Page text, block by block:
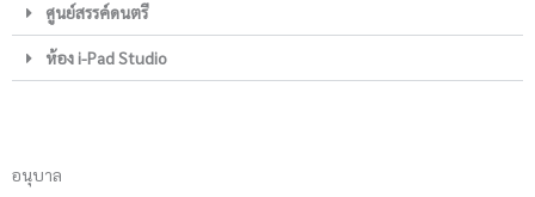
ศูนย์สรรค์ดนตรี
ห้อง i-Pad Studio
อนุบาล